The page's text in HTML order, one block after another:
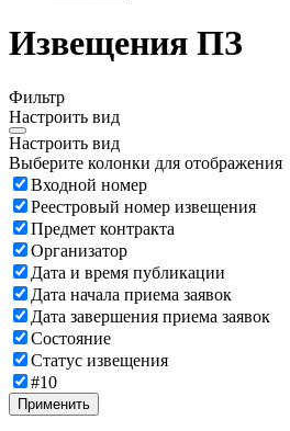
Извещения ПЗ
Фильтр
Настроить вид
Настроить вид
Выберите колонки для отображения
Входной номер
Реестровый номер извещения
Предмет контракта
Организатор
Дата и время публикации
Дата начала приема заявок
Дата завершения приема заявок
Состояние
Статус извещения
#10
Применить